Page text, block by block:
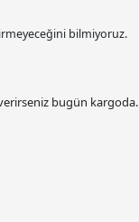
bilmiyoruz.
bugün kargoda.